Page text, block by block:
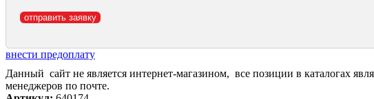
внести предоплату
Данный сайт не является интернет-магазином, все позиции в каталогах
менеджеров по почте.